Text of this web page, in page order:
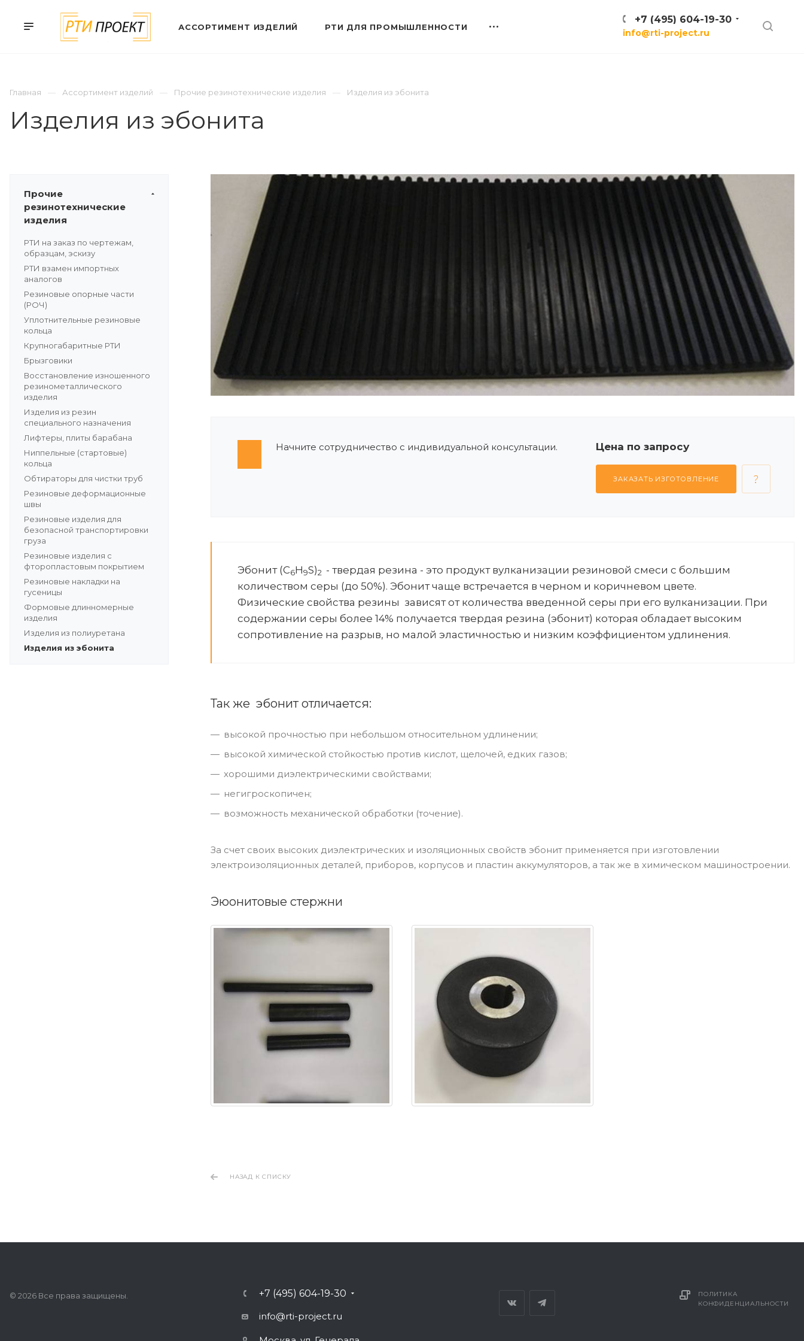
+7 (495) 604-19-30
info@rti-project.ru
АССОРТИМЕНТ ИЗДЕЛИЙ РТИ ДЛЯ ПРОМЫШЛЕННОСТИ
Главная Ассортимент изделий Прочие резинотехнические изделия Изделия из эбонита
Изделия из эбонита
Прочие
резинотехнические
изделия
РТИ на заказ по чертежам,
образцам, эскизу
РТИ взамен импортных
аналогов
Резиновые опорные части
(РОЧ)
Уплотнительные резиновые
кольца
Крупногабаритные РТИ
Брызговики
Восстановление изношенного
резинометаллического
изделия
Изделия из резин
специального назначения
Лифтеры, плиты барабана
Ниппельные (стартовые)
кольца
Обтираторы для чистки труб
Резиновые деформационные
швы
Резиновые изделия для
безопасной транспортировки
груза
Резиновые изделия с
фторопластовым покрытием
Резиновые накладки на
гусеницы
Формовые длинномерные
изделия
Изделия из полиуретана
Изделия из эбонита
Начните сотрудничество с индивидуальной консультации. Цена по запросу
ЗАКАЗАТЬ ИЗГОТОВЛЕНИЕ
Эбонит (C6H9S)2 - твердая резина - это продукт вулканизации резиновой смеси с большим
количеством серы (до 50%). Эбонит чаще встречается в черном и коричневом цвете.
Физические свойства резины зависят от количества введенной серы при его вулканизации. При
содержании серы более 14% получается твердая резина (эбонит) которая обладает высоким
сопротивление на разрыв, но малой эластичностью и низким коэффициентом удлинения.
Так же эбонит отличается:
высокой прочностью при небольшом относительном удлинении;
высокой химической стойкостью против кислот, щелочей, едких газов;
хорошими диэлектрическими свойствами;
негигроскопичен;
возможность механической обработки (точение).
За счет своих высоких диэлектрических и изоляционных свойств эбонит применяется при изготовлении
электроизоляционных деталей, приборов, корпусов и пластин аккумуляторов, а так же в химическом машиностроении.
Эюонитовые стержни
НАЗАД К СПИСКУ
© 2026 Все права защищены.
+7 (495) 604-19-30
info@rti-project.ru
ПОЛИТИКА
КОНФИДЕНЦИАЛЬНОСТИ